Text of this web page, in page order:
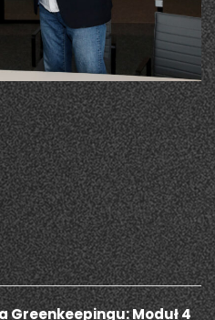
Greenkeepingu: Moduł 4